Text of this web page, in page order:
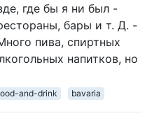
где бы я ни был -
бары и т. Д. -
пива, спиртных
напитков, но
and-drink bavaria